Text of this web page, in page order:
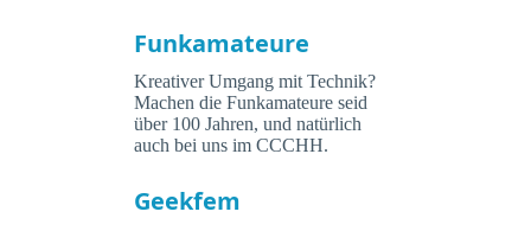
Funkamateure
Kreativer Umgang mit Technik?
Machen die Funkamateure seid
über 100 Jahren, und natürlich
auch bei uns im CCCHH.
Geekfem